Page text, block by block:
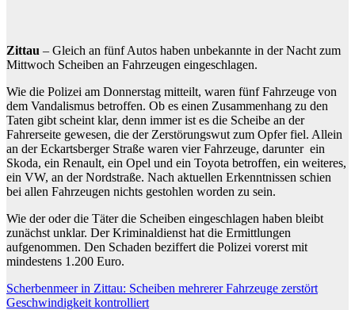
Zittau – Gleich an fünf Autos haben unbekannte in der Nacht zum
Mittwoch Scheiben an Fahrzeugen eingeschlagen.
Wie die Polizei am Donnerstag mitteilt, waren fünf Fahrzeuge von
dem Vandalismus betroffen. Ob es einen Zusammenhang zu den
Taten gibt scheint klar, denn immer ist es die Scheibe an der
Fahrerseite gewesen, die der Zerstörungswut zum Opfer fiel. Allein
an der Eckartsberger Straße waren vier Fahrzeuge, darunter ein
Skoda, ein Renault, ein Opel und ein Toyota betroffen, ein weiteres,
ein VW, an der Nordstraße. Nach aktuellen Erkenntnissen schien
bei allen Fahrzeugen nichts gestohlen worden zu sein.
Wie der oder die Täter die Scheiben eingeschlagen haben bleibt
zunächst unklar. Der Kriminaldienst hat die Ermittlungen
aufgenommen. Den Schaden beziffert die Polizei vorerst mit
mindestens 1.200 Euro.
Beitragsnavigation
Scherbenmeer in Zittau: Scheiben mehrerer Fahrzeuge zerstört
Geschwindigkeit kontrolliert